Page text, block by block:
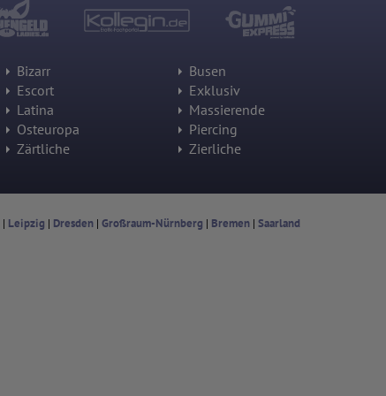
Bizarr
Busen
Escort
Exklusiv
Latina
Massierende
Osteuropa
Piercing
Zärtliche Zierliche
| Leipzig | Dresden| Großraum-Nürnberg | Bremen| Saarland